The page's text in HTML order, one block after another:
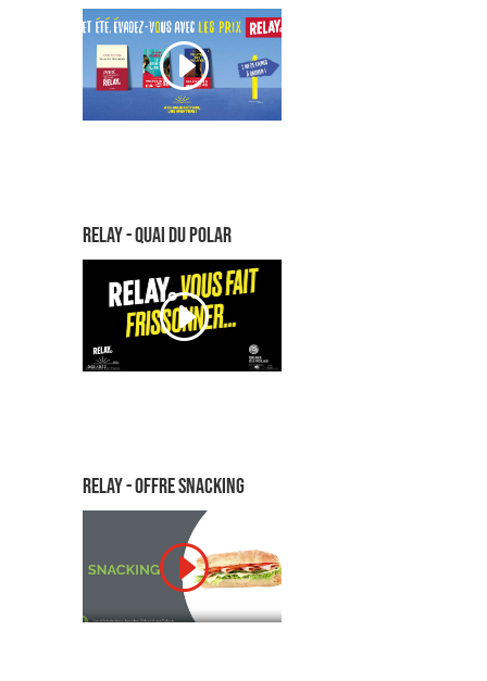
RELAY - QUAI DU POLAR
RELAY - OFFRE SNACKING